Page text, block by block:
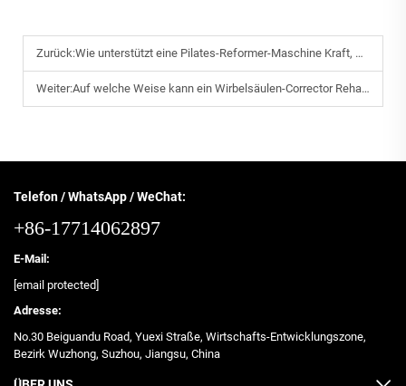
Zurück:Wie unterstützt eine Pilates-Reformer-Maschine Kraft, Gleichgewicht und Flexibilität?
Weiter:Auf welche Weise kann ein Wirbelsäulen-Corrector Rehabilitationspatienten nützen?
Telefon / WhatsApp / WeChat:
+86-17714062897
E-Mail:
[email protected]
Adresse:
No.30 Beiguandu Road, Yuexi Straße, Wirtschafts-Entwicklungszone,
Bezirk Wuzhong, Suzhou, Jiangsu, China